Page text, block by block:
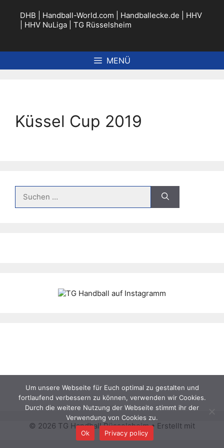
springen
DHB Handball-World.com Handballecke.de
HHV
HHV NuLiga TG Rüsselsheim
MENÜ
Küssel Cup 2019
nach:
© 2026 TG Handball Rüsselsheim• Erstellt mit
GeneratePress
Um unsere Webseite für Euch optimal zu gestalten und
fortlaufend verbessern zu können, verwenden wir Cookies.
Durch die weitere Nutzung der Webseite stimmt ihr der
Verwendung von Cookies zu.
Ok
Privacy policy